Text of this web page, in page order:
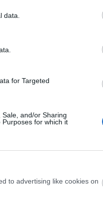
data.
for Targeted
and/or Sharing
for which it
to advertising like cookies on